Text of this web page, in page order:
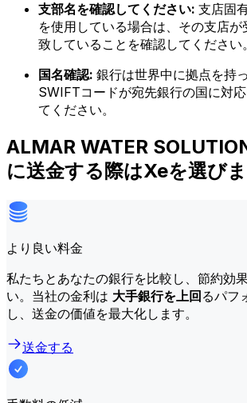
支部名を確認してください: 支店固
を使用している場合は、その支店
致していることを確認してください。
国名確認: 銀行は世界中に拠点を持
SWIFTコードが宛先銀行の国に対
てください。
ALMAR WATER
に送金する際はXeを選び
より良い料金
私たちとあなたの銀行を比較し、節約効
い。当社の金利は 大手銀行を上回るパフ
し、送金の価値を最大化します。
送金する